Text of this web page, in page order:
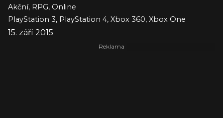
Akční, RPG, Online
PlayStation 3, PlayStation 4, Xbox 360, Xbox One
15. září 2015